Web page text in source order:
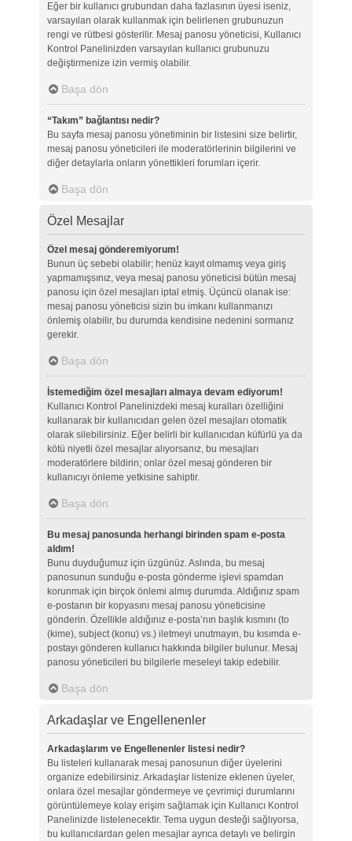
Eğer bir kullanıcı grubundan daha fazlasının üyesi iseniz,
varsayılan olarak kullanmak için belirlenen grubunuzun
rengi ve rütbesi gösterilir. Mesaj panosu yöneticisi, Kullanıcı
Kontrol Panelinizden varsayılan kullanıcı grubunuzu
değiştirmenize izin vermiş olabilir.
Başa dön
“Takım” bağlantısı nedir?
Bu sayfa mesaj panosu yönetiminin bir listesini size belirtir,
mesaj panosu yöneticileri ile moderatörlerinin bilgilerini ve
diğer detaylarla onların yönettikleri forumları içerir.
Başa dön
Özel Mesajlar
Özel mesaj gönderemiyorum!
Bunun üç sebebi olabilir; henüz kayıt olmamış veya giriş
yapmamışsınız, veya mesaj panosu yöneticisi bütün mesaj
panosu için özel mesajları iptal etmiş. Üçüncü olanak ise:
mesaj panosu yöneticisi sizin bu imkanı kullanmanızı
önlemiş olabilir, bu durumda kendisine nedenini sormanız
gerekir.
Başa dön
İstemediğim özel mesajları almaya devam ediyorum!
Kullanıcı Kontrol Panelinizdeki mesaj kuralları özelliğini
kullanarak bir kullanıcıdan gelen özel mesajları otomatik
olarak silebilirsiniz. Eğer belirli bir kullanıcıdan küfürlü ya da
kötü niyetli özel mesajlar alıyorsanız, bu mesajları
moderatörlere bildirin; onlar özel mesaj gönderen bir
kullanıcıyı önleme yetkisine sahiptir.
Başa dön
Bu mesaj panosunda herhangi birinden spam e-posta
aldım!
Bunu duyduğumuz için üzgünüz. Aslında, bu mesaj
panosunun sunduğu e-posta gönderme işlevi spamdan
korunmak için birçok önlemi almış durumda. Aldığınız spam
e-postanın bir kopyasını mesaj panosu yöneticisine
gönderin. Özellikle aldığınız e-posta’nın başlık kısmını (to
(kime), subject (konu) vs.) iletmeyi unutmayın, bu kısımda e-
postayı gönderen kullanıcı hakkında bilgiler bulunur. Mesaj
panosu yöneticileri bu bilgilerle meseleyi takip edebilir.
Başa dön
Arkadaşlar ve Engellenenler
Arkadaşlarım ve Engellenenler listesi nedir?
Bu listeleri kullanarak mesaj panosunun diğer üyelerini
organize edebilirsiniz. Arkadaşlar listenize eklenen üyeler,
onlara özel mesajlar göndermeye ve çevrimiçi durumlarını
görüntülemeye kolay erişim sağlamak için Kullanıcı Kontrol
Panelinizde listelenecektir. Tema uygun desteği sağlıyorsa,
bu kullanıcılardan gelen mesajlar ayrıca detaylı ve belirgin